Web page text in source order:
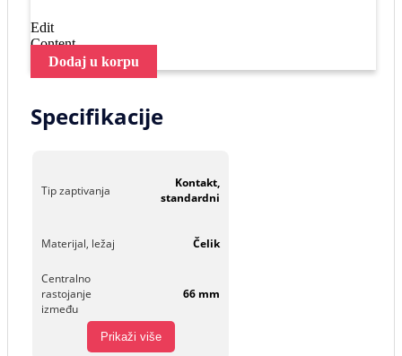
Edit
Content
Dodaj u korpu
Specifikacije
Tip zaptivanja
Kontakt,
standardni
Materijal, ležaj Čelik
Centralno
rastojanje
između
66 mm
Prikaži više